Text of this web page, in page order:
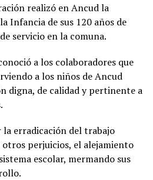
realizó en Ancud la
Infancia de sus 120 años de
servicio en la comuna.
a los colaboradores que
a los niños de Ancud
digna, de calidad y pertinente a
erradicación del trabajo
perjuicios, el alejamiento
escolar, mermando sus